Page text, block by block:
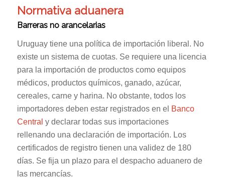
Normativa aduanera
Barreras no arancelarias
Uruguay tiene una política de importación liberal. No
existe un sistema de cuotas. Se requiere una licencia
para la importación de productos como equipos
médicos, productos químicos, ganado, azúcar,
cereales, carne y harina. No obstante, todos los
importadores deben estar registrados en el Banco
Central y declarar todas sus importaciones
rellenando una declaración de importación. Los
certificados de registro tienen una validez de 180
días. Se fija un plazo para el despacho aduanero de
las mercancías.